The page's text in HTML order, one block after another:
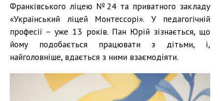
Франківського ліцею №24 та приватного закладу
«Український ліцей Монтессорі». У педагогічній
професії – уже 13 років. Пан Юрій зізнається, що
йому подобається працювати з дітьми, і,
найголовніше, вдається з ними взаємодіяти.